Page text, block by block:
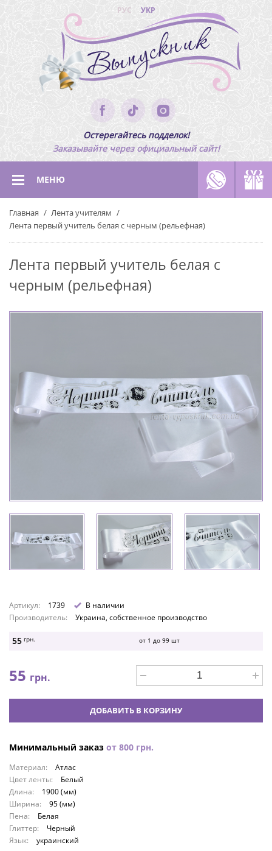
РУС УКР
Остерегайтесь подделок!
Заказывайте через официальный сайт!
МЕНЮ
Главная
Лента учителям
Лента первый учитель белая с черным (рельефная)
Лента первый учитель белая с
черным (рельефная)
Артикул: 1739
В наличии
Производитель:
Украина, собственное производство
55 грн. от 1 до 99 шт
55 грн.
ДОБАВИТЬ В КОРЗИНУ
Минимальный заказ от 800 грн.
Материал:
Атлас
Цвет ленты:
Белый
Длина:
1900 (мм)
Ширина:
95 (мм)
Пена:
Белая
Глиттер:
Черный
Язык:
украинский